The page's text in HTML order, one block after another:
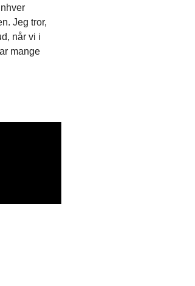
Jeg tror,
når vi i
mange